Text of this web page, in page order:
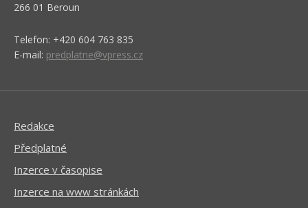
266 01 Beroun
Telefon: +420 604 763 835
E-mail: predplatne@vpress.cz
Redakce
Předplatné
Inzerce v časopise
Inzerce na www stránkách